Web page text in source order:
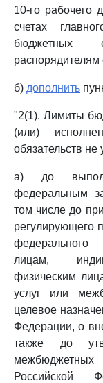
10-го рабочего
счетах
бюджетных
б) дополнить
"2(1). Лимиты
(или)
обязательств
а) до
федеральным
том числе до
регулирующего
лицам,
физическим
услуг или
целевое
Федерации, о
также до
Российской